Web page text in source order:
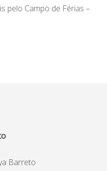
pelo Campo de Férias –
Barreto